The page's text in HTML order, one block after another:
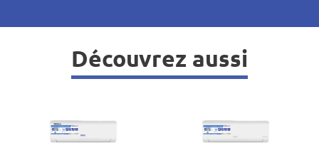
Découvrez aussi